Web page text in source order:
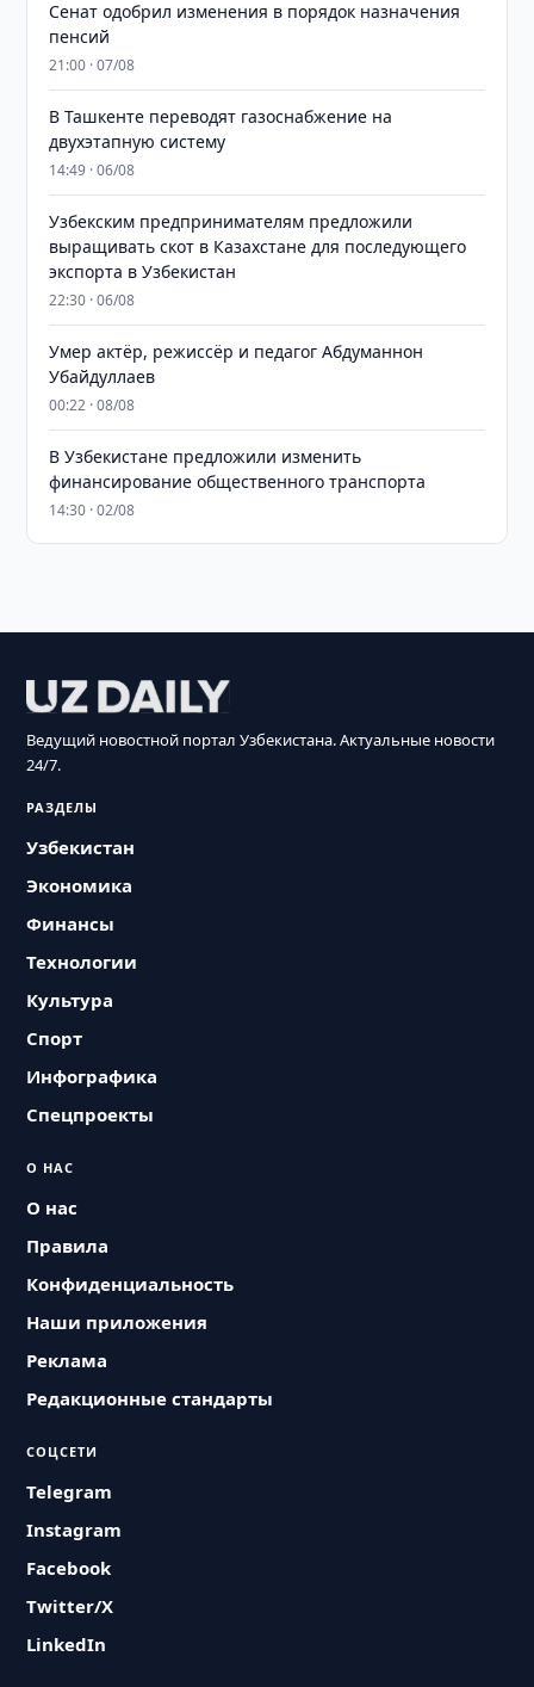
Сенат одобрил изменения в порядок назначения
пенсий
21:00 · 07/08
В Ташкенте переводят газоснабжение на
двухэтапную систему
14:49 · 06/08
Узбекским предпринимателям предложили
выращивать скот в Казахстане для последующего
экспорта в Узбекистан
22:30 · 06/08
Умер актёр, режиссёр и педагог Абдуманнон
Убайдуллаев
00:22 · 08/08
В Узбекистане предложили изменить
финансирование общественного транспорта
14:30 · 02/08
Ведущий новостной портал Узбекистана. Актуальные новости
24/7.
РАЗДЕЛЫ
Узбекистан
Экономика
Финансы
Технологии
Культура
Спорт
Инфографика
Спецпроекты
О НАС
О нас
Правила
Конфиденциальность
Наши приложения
Реклама
Редакционные стандарты
СОЦСЕТИ
Telegram
Instagram
Facebook
Twitter/X
LinkedIn